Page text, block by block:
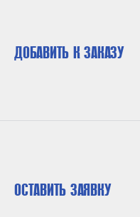
ДОБАВИТЬ К ЗАКАЗУ
ОСТАВИТЬ ЗАЯВКУ